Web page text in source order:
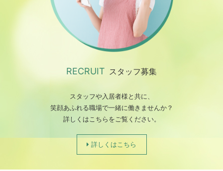
RECRUIT スタッフ募集
スタッフや入居者様と共に、
笑顔あふれる職場で一緒に働きませんか？
詳しくはこちらをご覧ください。
詳しくはこちら